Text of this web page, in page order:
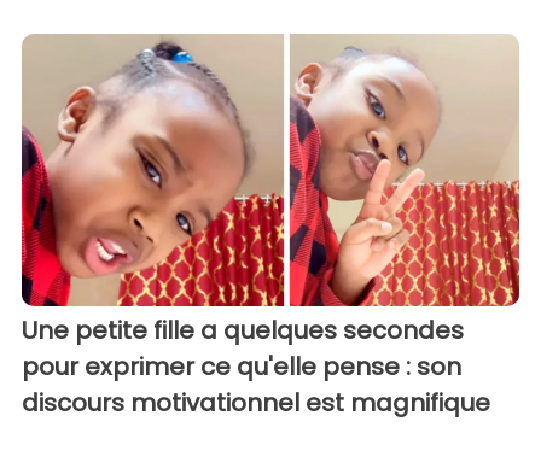
Une petite fille a quelques secondes
pour exprimer ce qu'elle pense : son
discours motivationnel est magnifique